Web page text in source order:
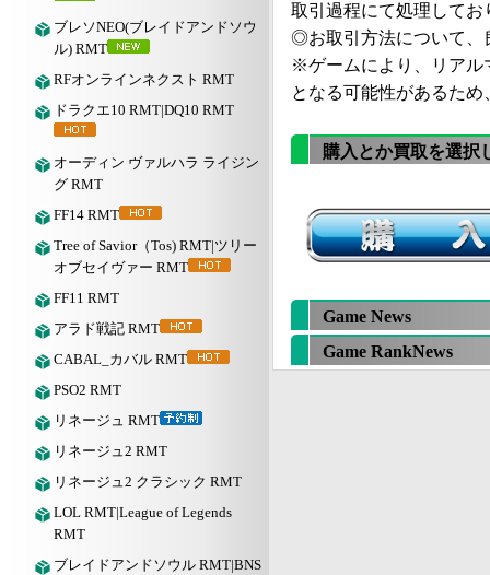
ブレソNEO(ブレイドアンドソウ
ル) RMT
RFオンラインネクスト RMT
ドラクエ10 RMT|DQ10 RMT
オーディン ヴァルハラ ライジン
グ RMT
FF14 RMT
Tree of Savior（Tos) RMT|ツリー
オブセイヴァー RMT
FF11 RMT
アラド戦記 RMT
CABAL_カバル RMT
PSO2 RMT
リネージュ RMT
リネージュ2 RMT
リネージュ2 クラシック RMT
LOL RMT|League of Legends
RMT
ブレイドアンドソウル RMT|BNS
取引過程にて処理してお
◎お取引方法について、
※ゲームにより、リアル
となる可能性があるた
購入とか買取を選択
Game News
Game RankNews